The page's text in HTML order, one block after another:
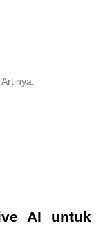
AI untuk